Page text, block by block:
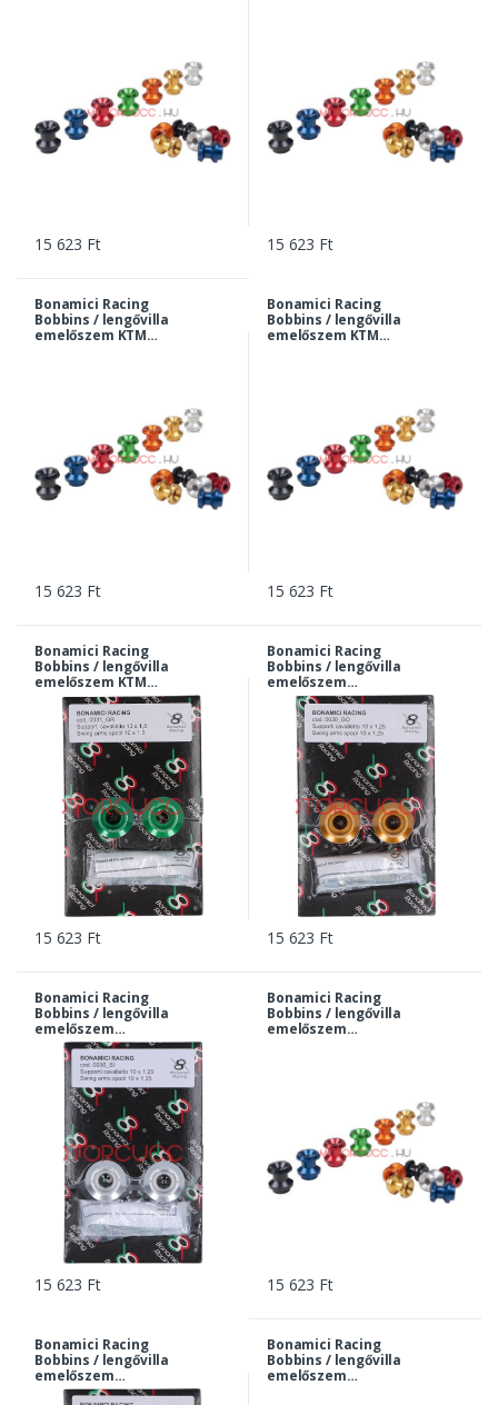
15 623 Ft 15 623 Ft
Bonamici Racing
Bobbins / lengővilla
emelőszem KTM
15 623 Ft
Bonamici Racing
Bobbins / lengővilla
emelőszem KTM
15 623 Ft
Bonamici Racing
Bobbins / lengővilla
emelőszem KTM
790/890 Duke 10x1,5 -
zöld | 0031gr
15 623 Ft
Bonamici Racing
Bobbins / lengővilla
emelőszem
Kawasaki M10x1,25 -
arany | 0030go
15 623 Ft
Bonamici Racing
Bobbins / lengővilla
emelőszem
Kawasaki M10x1,25 -
ezüst | 0030si
15 623 Ft
Bonamici Racing
Bobbins / lengővilla
emelőszem
15 623 Ft
Bonamici Racing
Bobbins / lengővilla
emelőszem
Kawasaki M10x1,25 -
Bonamici Racing
Bobbins / lengővilla
emelőszem